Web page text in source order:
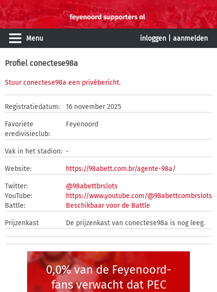
Menu inloggen aanmelden
Profiel conectese98a
Stuur conectese98a een privébericht.
Registratiedatum: 16 november 2025
Favoriete
eredivisieclub:
Feyenoord
Vak in het stadion: -
Website: https://98abett.com.br/agente-98a/
Twitter:
@98abettbrslots
YouTube:
https://www.youtube.com/@98abettcombrslots
Battle:
Beschikbaar voor de Battle
Prijzenkast De prijzenkast van conectese98a is nog leeg.
0,0% van de Feyenoord-
fans verwacht dat PEC